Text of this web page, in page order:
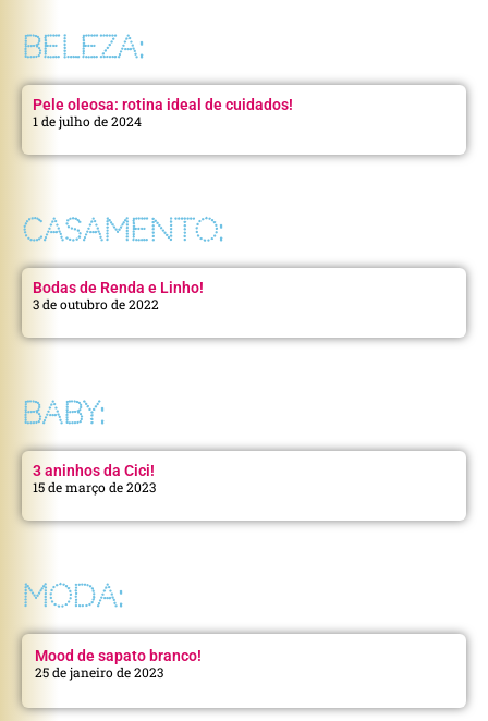
BELEZA:
Pele oleosa: rotina ideal de cuidados!
1 de julho de 2024
CASAMENTO:
Bodas de Renda e Linho!
3 de outubro de 2022
BABY:
3 aninhos da Cici!
15 de março de 2023
MODA:
Mood de sapato branco!
25 de janeiro de 2023